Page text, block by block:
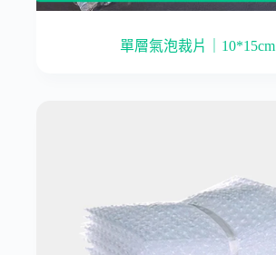
單層氣泡裁片｜10*15cm